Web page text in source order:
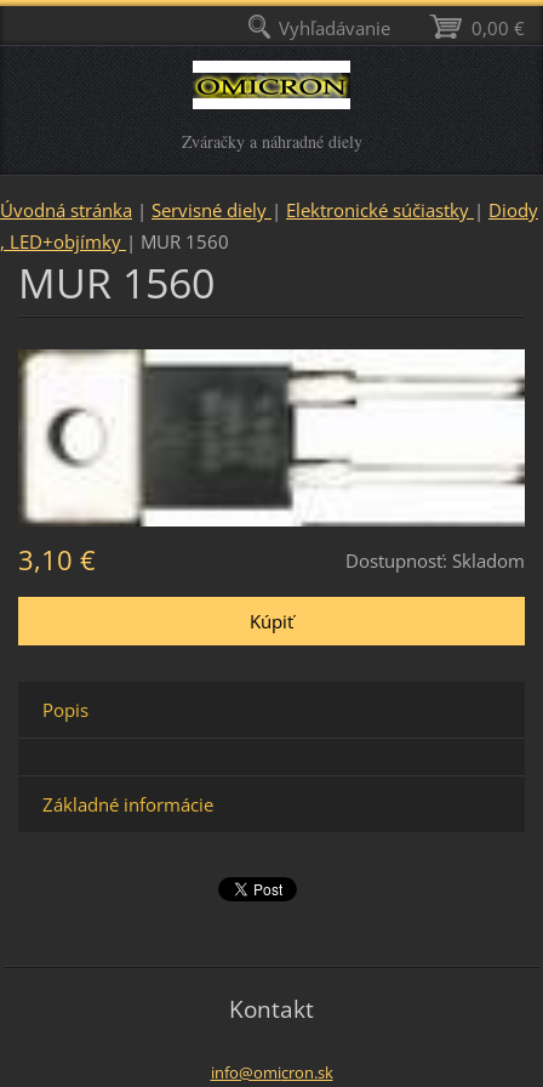
Zváračky a náhradné diely
Úvodná stránka | Servisné diely | Elektronické súčiastky | Diody
, LED+objímky | MUR 1560
MUR 1560
Dostupnosť: Skladom
3,10 €
Popis
Základné informácie
Kontakt
info@omicron.sk
0,00 €
Vyhľadávanie